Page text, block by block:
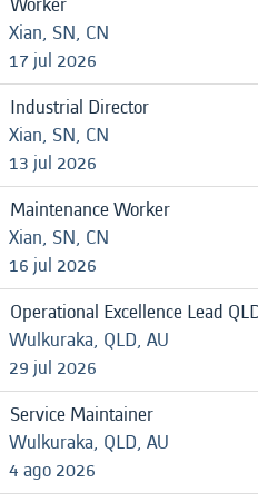
Xian, SN, CN
17 jul 2026
Industrial Director
Xian, SN, CN
13 jul 2026
Maintenance Worker
Xian, SN, CN
16 jul 2026
Operational Excellence Lead
Wulkuraka, QLD, AU
29 jul 2026
Service Maintainer
Wulkuraka, QLD, AU
4 ago 2026